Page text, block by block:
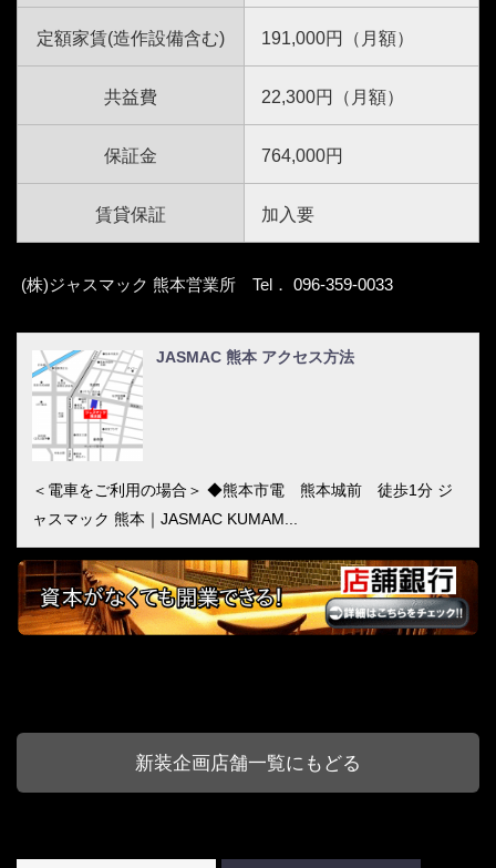
定額家賃(造作設備含む) 191,000円（月額）
共益費 22,300円（月額）
保証金 764,000円
賃貸保証 加入要
(株)ジャスマック 熊本営業所 Tel． 096-359-0033
JASMAC 熊本 アクセス方法
＜電車をご利用の場合＞ ◆熊本市電 熊本城前 徒歩1分 ジ
ャスマック 熊本｜JASMAC KUMAM...
新装企画店舗一覧にもどる